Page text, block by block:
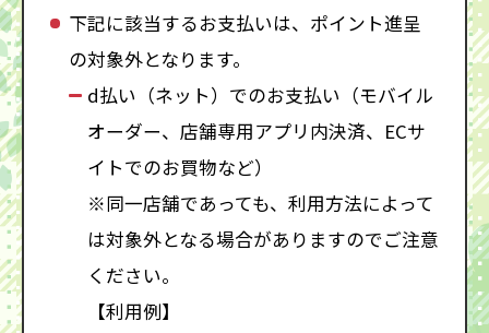
下記に該当するお支払いは、ポイント進呈
の対象外となります。
d払い（ネット）でのお支払い（モバイル
オーダー、店舗専用アプリ内決済、ECサ
イトでのお買物など）
※同一店舗であっても、利用方法によって
は対象外となる場合がありますのでご注意
ください。
【利用例】